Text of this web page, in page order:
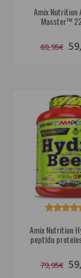
Amix Nutrition
Masster™
69,95€
Amix Nutrition
peptīdu
79,95€